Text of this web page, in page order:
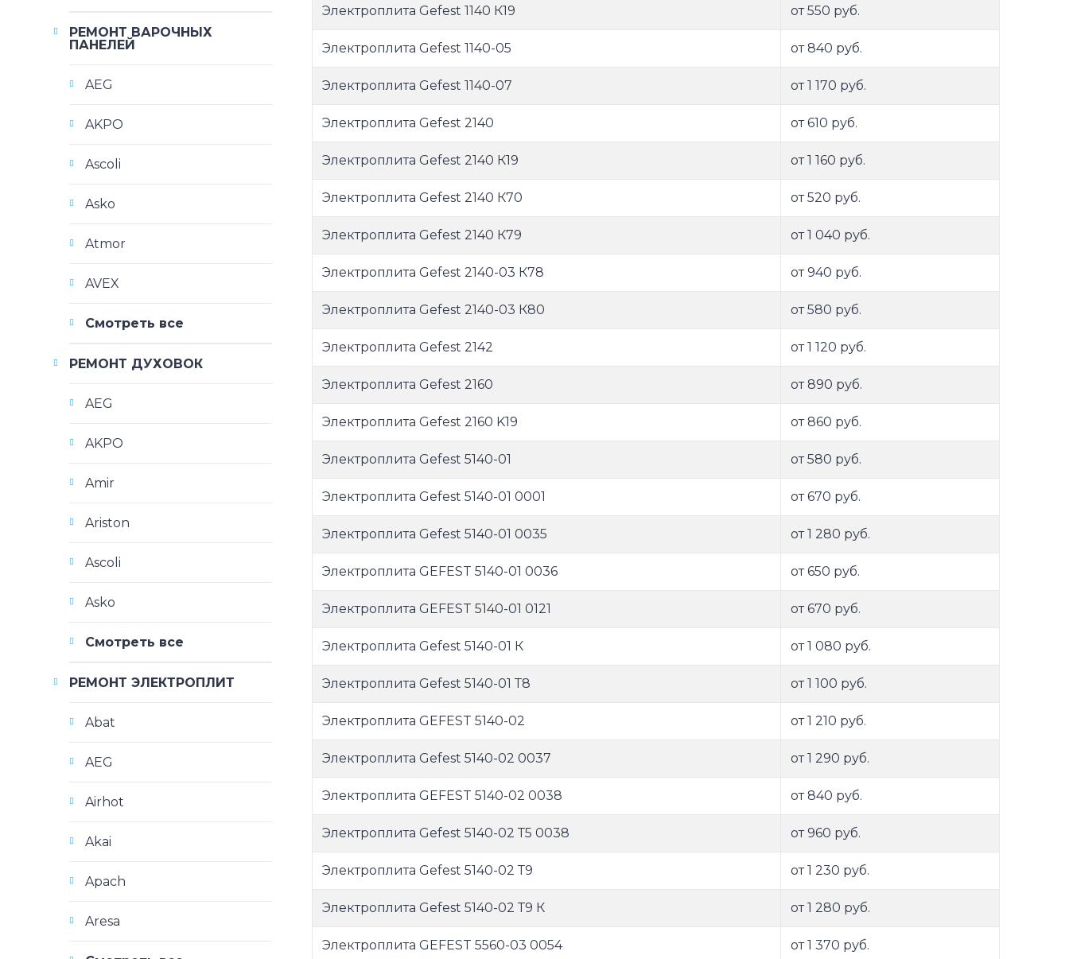
Электроплита Gefest 1140 К19 от 550 руб.
Электроплита Gefest 1140-05 от 840 руб.
Электроплита Gefest 1140-07 от 1 170 руб.
Электроплита Gefest 2140 от 610 руб.
Электроплита Gefest 2140 К19 от 1 160 руб.
Электроплита Gefest 2140 К70 от 520 руб.
Электроплита Gefest 2140 К79 от 1 040 руб.
Электроплита Gefest 2140-03 К78 от 940 руб.
Электроплита Gefest 2140-03 К80 от 580 руб.
Электроплита Gefest 2142 от 1 120 руб.
Электроплита Gefest 2160 от 890 руб.
Электроплита Gefest 2160 K19 от 860 руб.
Электроплита Gefest 5140-01 от 580 руб.
Электроплита Gefest 5140-01 0001 от 670 руб.
Электроплита Gefest 5140-01 0035 от 1 280 руб.
Электроплита GEFEST 5140-01 0036 от 650 руб.
Электроплита GEFEST 5140-01 0121 от 670 руб.
Электроплита Gefest 5140-01 К от 1 080 руб.
Электроплита Gefest 5140-01 Т8 от 1 100 руб.
Электроплита GEFEST 5140-02 от 1 210 руб.
Электроплита Gefest 5140-02 0037 от 1 290 руб.
Электроплита GEFEST 5140-02 0038 от 840 руб.
Электроплита Gefest 5140-02 Т5 0038 от 960 руб.
Электроплита Gefest 5140-02 Т9 от 1 230 руб.
Электроплита Gefest 5140-02 Т9 К от 1 280 руб.
Электроплита GEFEST 5560-03 0054 от 1 370 руб.
РЕМОНТ ВАРОЧНЫХ
ПАНЕЛЕЙ
AEG
AKPO
Ascoli
Asko
Atmor
AVEX
Смотреть все
РЕМОНТ ДУХОВОК
AEG
AKPO
Amir
Ariston
Ascoli
Asko
Смотреть все
РЕМОНТ ЭЛЕКТРОПЛИТ
Abat
AEG
Airhot
Akai
Apach
Aresa